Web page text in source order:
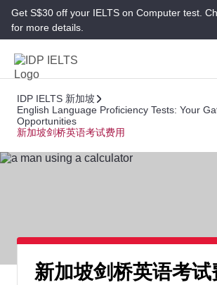
Get S$30 off your IELTS on Computer test.
for more details.
IDP IELTS 新加坡
English Language Proficiency Tests: Your
Opportunities
新加坡剑桥英语考试费用
新加坡剑桥英语考试